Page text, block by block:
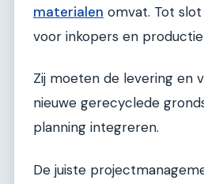
materialen omvat. Tot
voor inkopers en
Zij moeten de levering en
nieuwe gerecyclede
planning integreren.
De juiste